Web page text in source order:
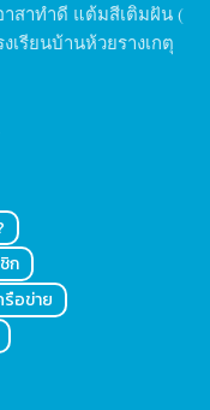
าสาทำดี แต้มสีเติมฝัน (
เรียนบ้านห้วยรางเกตุ
ก
รือข่าย